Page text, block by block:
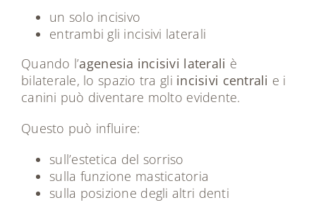
un solo incisivo
entrambi gli incisivi laterali
Quando l’agenesia incisivi laterali è
bilaterale, lo spazio tra gli incisivi centrali e i
canini può diventare molto evidente.
Questo può influire:
sull’estetica del sorriso
sulla funzione masticatoria
sulla posizione degli altri denti